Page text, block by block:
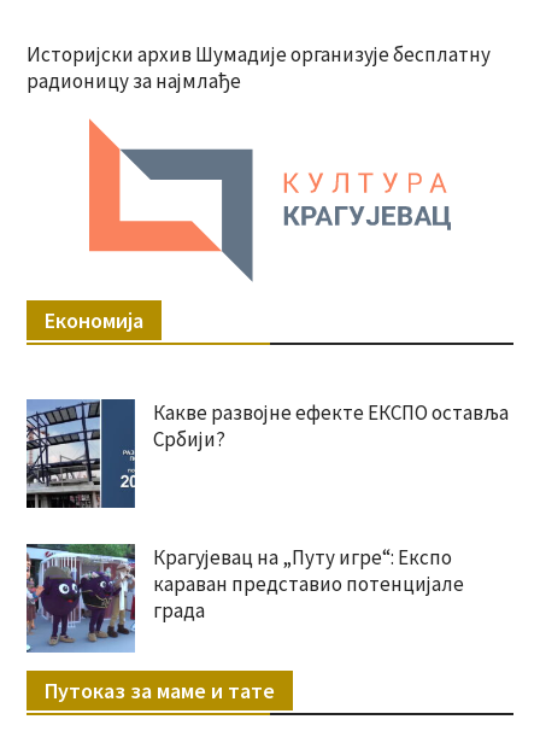
Историјски архив Шумадије организује бесплатну
радионицу за најмлађе
Економија
Какве развојне ефекте ЕКСПО оставља
Србији?
Крагујевац на „Путу игре“: Експо
караван представио потенцијале
града
Путоказ за маме и тате